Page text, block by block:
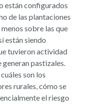
están configurados
de las plantaciones
sobre las que
están siendo
tuvieron actividad
pastizales.
son los
rurales, cómo se
el riesgo